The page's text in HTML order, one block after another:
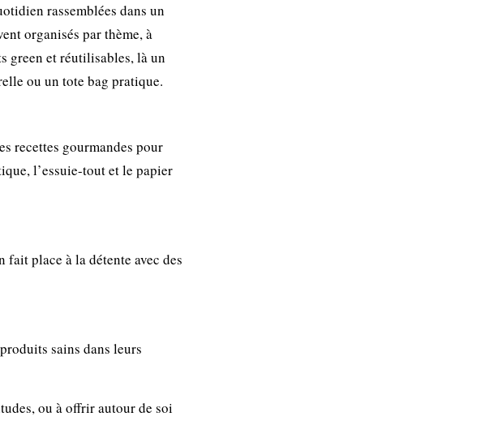
rassemblées dans un
organisés par thème, à
green et réutilisables, là un
ou un tote bag pratique.
recettes gourmandes pour
l’essuie-tout et le papier
place à la détente avec des
sains dans leurs
ou à offrir autour de soi